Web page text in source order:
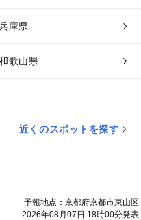
庫県
歌山県
近くのスポットを探す
予報地点：京都府京都市東山区
2026年08月07日 18時00分発表